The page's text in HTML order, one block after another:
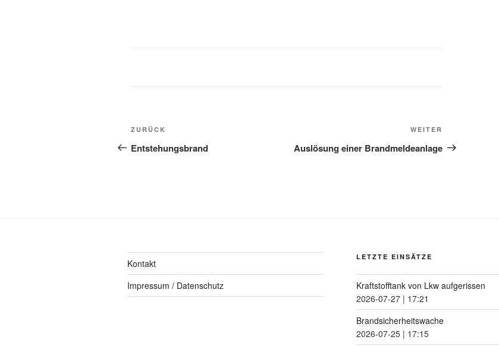
ZURÜCK
Entstehungsbrand
WEITER
Auslösung einer Brandmeldeanlage
Kontakt
Impressum / Datenschutz
LETZTE EINSÄTZE
Kraftstofftank von Lkw aufgerissen
2026-07-27| 17:21
Brandsicherheitswache
2026-07-25| 17:15